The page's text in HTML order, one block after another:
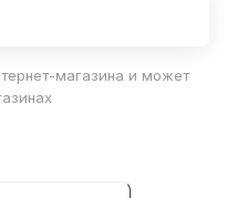
магазина и может